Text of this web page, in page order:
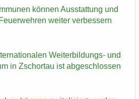
kön­nen Aus­stat­tung und
wei­ter ver­bes­sern
Weiterbildungs-​ und
in Zschor­tau ist ab­ge­schlos­sen